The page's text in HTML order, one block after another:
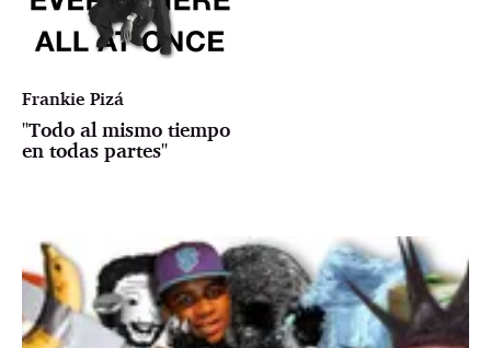
Frankie Pizá
"Todo al mismo tiempo
en todas partes"